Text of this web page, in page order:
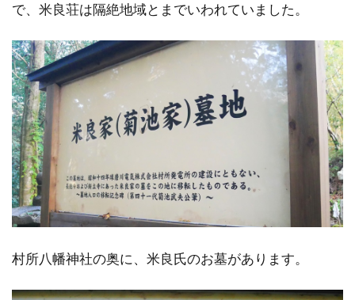
で、米良荘は隔絶地域とまでいわれていました。
村所八幡神社の奥に、米良氏のお墓があります。